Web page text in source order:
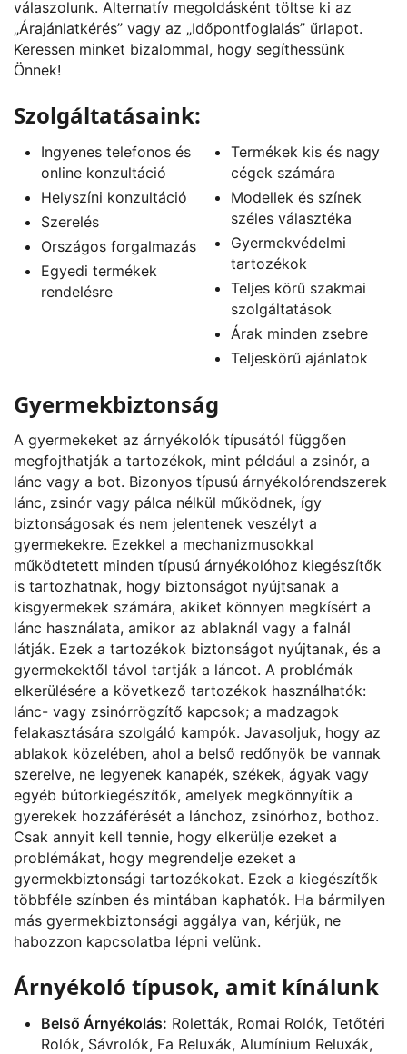
válaszolunk. Alternatív megoldásként töltse ki az
„Árajánlatkérés” vagy az „Időpontfoglalás” űrlapot.
Keressen minket bizalommal, hogy segíthessünk
Önnek!
Szolgáltatásaink:
Ingyenes telefonos és
online konzultáció
Helyszíni konzultáció
Szerelés
Országos forgalmazás
Egyedi termékek
rendelésre
Termékek kis és nagy
cégek számára
Modellek és színek
széles választéka
Gyermekvédelmi
tartozékok
Teljes körű szakmai
szolgáltatások
Árak minden zsebre
Teljeskörű ajánlatok
Gyermekbiztonság
A gyermekeket az árnyékolók típusától függően
megfojthatják a tartozékok, mint például a zsinór, a
lánc vagy a bot. Bizonyos típusú árnyékolórendszerek
lánc, zsinór vagy pálca nélkül működnek, így
biztonságosak és nem jelentenek veszélyt a
gyermekekre. Ezekkel a mechanizmusokkal
működtetett minden típusú árnyékolóhoz kiegészítők
is tartozhatnak, hogy biztonságot nyújtsanak a
kisgyermekek számára, akiket könnyen megkísért a
lánc használata, amikor az ablaknál vagy a falnál
látják. Ezek a tartozékok biztonságot nyújtanak, és a
gyermekektől távol tartják a láncot. A problémák
elkerülésére a következő tartozékok használhatók:
lánc- vagy zsinórrögzítő kapcsok; a madzagok
felakasztására szolgáló kampók. Javasoljuk, hogy az
ablakok közelében, ahol a belső redőnyök be vannak
szerelve, ne legyenek kanapék, székek, ágyak vagy
egyéb bútorkiegészítők, amelyek megkönnyítik a
gyerekek hozzáférését a lánchoz, zsinórhoz, bothoz.
Csak annyit kell tennie, hogy elkerülje ezeket a
problémákat, hogy megrendelje ezeket a
gyermekbiztonsági tartozékokat. Ezek a kiegészítők
többféle színben és mintában kaphatók. Ha bármilyen
más gyermekbiztonsági aggálya van, kérjük, ne
habozzon kapcsolatba lépni velünk.
Árnyékoló típusok, amit kínálunk
Belső Árnyékolás: Roletták, Romai Rolók, Tetőtéri
Rolók, Sávrolók, Fa Reluxák, Alumínium Reluxák,